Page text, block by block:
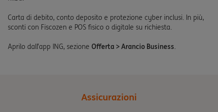
Carta di debito, conto deposito e protezione cyber inclusi. In più,
sconti con Fiscozen e POS fisico o digitale su richiesta.
Aprilo dall’app ING, sezione Offerta > Arancio Business.
Assicurazioni